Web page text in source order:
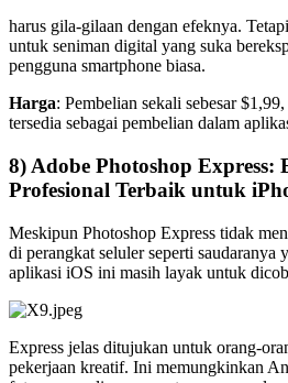
harus gila-gilaan dengan efeknya.
untuk seniman digital yang suka
pengguna smartphone biasa.
Harga: Pembelian sekali sebesar
tersedia sebagai pembelian dalam
8) Adobe Photoshop Express:
Profesional Terbaik untuk
Meskipun Photoshop Express tidak
di perangkat seluler seperti saudaranya
aplikasi iOS ini masih layak untuk
Express jelas ditujukan untuk orang-
pekerjaan kreatif. Ini memungkinkan